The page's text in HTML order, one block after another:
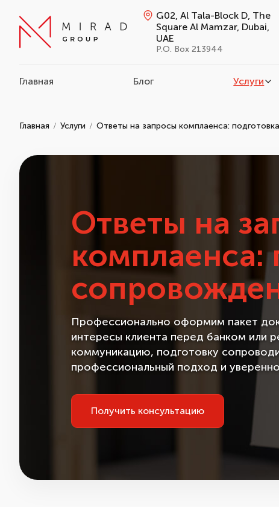
G02, Al Tala-Block D, The
Square Al Mamzar, Dubai,
UAE
P.O. Box 213944
Главная Блог Услуги
Главная Услуги Ответы на запросы комплаенса:
Ответы на
комплаенса:
Профессионально оформим пакет
интересы клиента перед банком или
коммуникацию, подготовку
профессиональный подход и
Получить консультацию